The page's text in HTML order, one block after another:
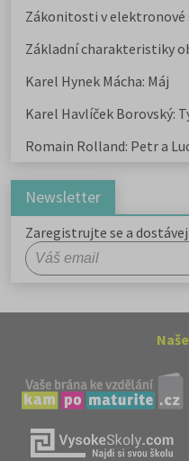
Zákonitosti v
Základní charakteristiky
Karel Hynek Mácha: Máj
Karel Havlíček Borovský:
Romain Rolland: Petr a
Newsletter
Zaregistrujte se a